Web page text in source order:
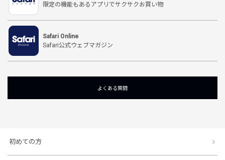
限定の機能もあるアプリでサクサクお買い物
Safari Online
Safari公式ウェブマガジン
よくある質問
初めての方